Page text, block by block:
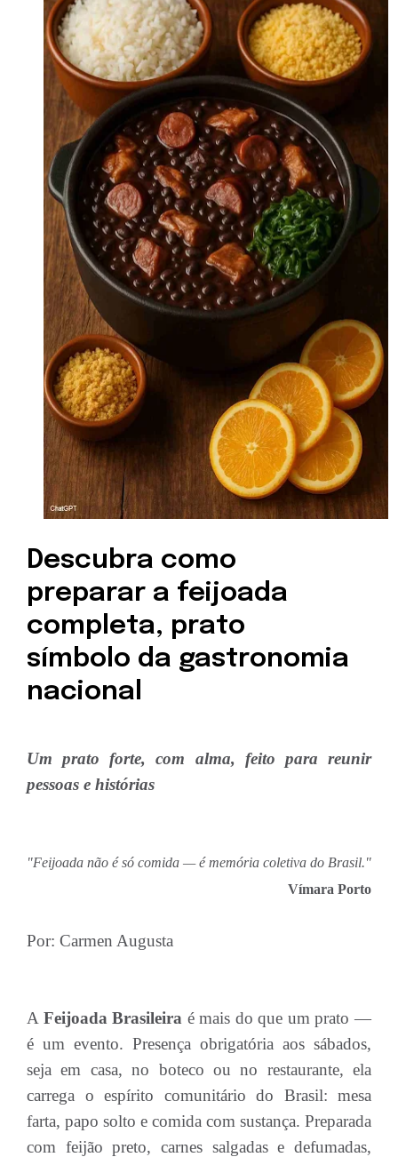
Descubra como
preparar a feijoada
completa, prato
símbolo da gastronomia
nacional
Um prato forte, com alma, feito para reunir
pessoas e histórias
"Feijoada não é só comida — é memória coletiva do Brasil."
Vímara Porto
Por: Carmen Augusta
A Feijoada Brasileira é mais do que um prato —
é um evento. Presença obrigatória aos sábados,
seja em casa, no boteco ou no restaurante, ela
carrega o espírito comunitário do Brasil: mesa
farta, papo solto e comida com sustança. Preparada
com feijão preto, carnes salgadas e defumadas,